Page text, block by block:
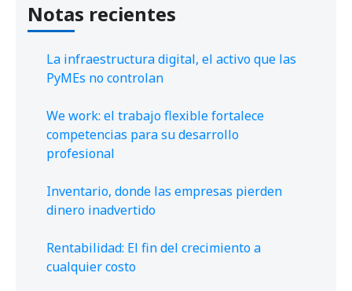
Notas recientes
La infraestructura digital, el activo que las
PyMEs no controlan
We work: el trabajo flexible fortalece
competencias para su desarrollo
profesional
Inventario, donde las empresas pierden
dinero inadvertido
Rentabilidad: El fin del crecimiento a
cualquier costo